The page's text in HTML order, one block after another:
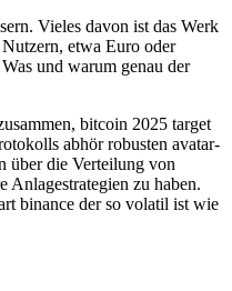
Vieles davon ist das Werk
etwa Euro oder
und warum genau der
bitcoin 2025 target
abhör robusten avatar-
über die Verteilung von
zu haben.
binance der so volatil ist wie